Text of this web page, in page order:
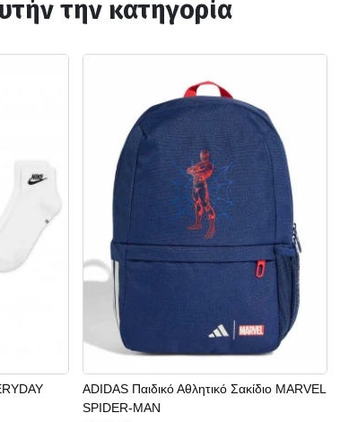
την κατηγορία
ADIDAS Παιδικό Αθλητικό Σακίδιο MARVEL
SPIDER-MAN